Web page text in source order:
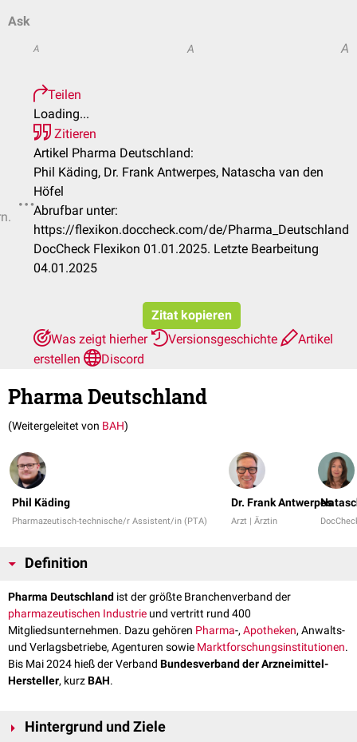
Ask
A A A
Teilen
Loading...
Zitieren
Artikel Pharma Deutschland:
Phil Käding, Dr. Frank Antwerpes, Natascha van den
Höfel
Abrufbar unter:
https://flexikon.doccheck.com/de/Pharma_Deutschland
DocCheck Flexikon 01.01.2025. Letzte Bearbeitung
04.01.2025
Zitat kopieren
Was zeigt hierher
Versionsgeschichte
Artikel
erstellen
Discord
Pharma Deutschland
(Weitergeleitet von BAH)
Phil Käding
Pharmazeutisch-technische/r Assistent/in (PTA)
Dr. Frank Antwerpes
Arzt | Ärztin
Definition
Pharma Deutschland ist der größte Branchenverband der
pharmazeutischen Industrie und vertritt rund 400
Mitgliedsunternehmen. Dazu gehören Pharma-, Apotheken, Anwalts-
und Verlagsbetriebe, Agenturen sowie Marktforschungsinstitutionen.
Bis Mai 2024 hieß der Verband Bundesverband der Arzneimittel-
Hersteller, kurzBAH.
Hintergrund und Ziele